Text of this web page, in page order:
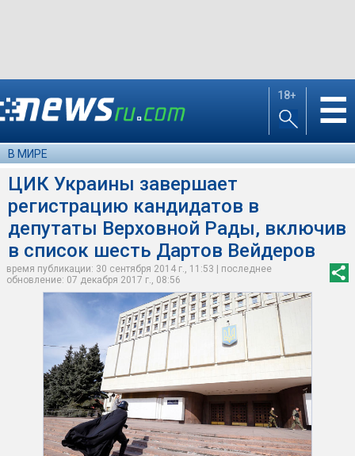
18+ ☰
В МИРЕ
ЦИК Украины завершает
регистрацию кандидатов в
депутаты Верховной Рады, включив
в список шесть Дартов Вейдеров
время публикации: 30 сентября 2014 г., 11:53 | последнее
обновление: 07 декабря 2017 г., 08:56